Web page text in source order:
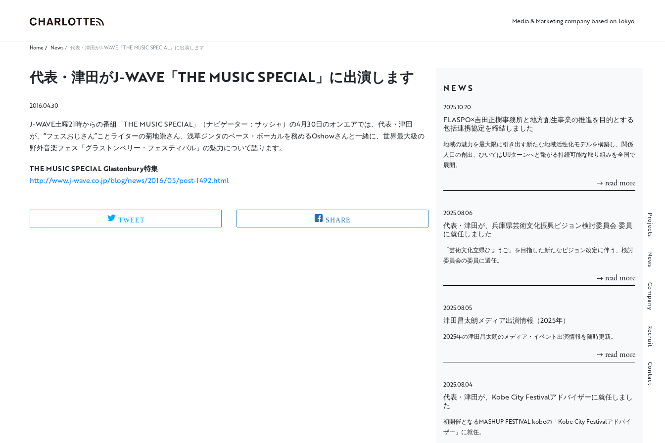
Media & Marketing company based on Tokyo.
Projects
News
Company
Recruit
Contact
Home News 代表・津田がJ-WAVE「THE MUSIC SPECIAL」に出演します
代表・津田がJ-WAVE「THE MUSIC SPECIAL」に出演します
2016.04.30
J-WAVE土曜21時からの番組「THE MUSIC SPECIAL」（ナビゲーター：サッシャ）の4月30日のオンエアでは、代表・津田
が、“フェスおじさん”ことライターの菊地崇さん、浅草ジンタのベース・ボーカルを務めるOshowさんと一緒に、世界最大級の
野外音楽フェス「グラストンベリー・フェスティバル」の魅力について語ります。
THE MUSIC SPECIAL Glastonbury特集
http://www.j-wave.co.jp/blog/news/2016/05/post-1492.html
TWEET SHARE
NEWS
2025.10.20
FLASPO×吉田正樹事務所と地方創生事業の推進を目的とする
包括連携協定を締結しました
地域の魅力を最大限に引き出す新たな地域活性化モデルを構築し、関係
人口の創出、ひいてはUIJターンへと繋がる持続可能な取り組みを全国で
展開。
read more
2025.08.06
代表・津田が、兵庫県芸術文化振興ビジョン検討委員会 委員
に就任しました
「芸術文化立県ひょうご」を目指した新たなビジョン改定に伴う、検討
委員会の委員に選任。
read more
2025.08.05
津田昌太朗メディア出演情報（2025年）
2025年の津田昌太朗のメディア・イベント出演情報を随時更新。
read more
2025.08.04
代表・津田が、Kobe City Festivalアドバイザーに就任しまし
た
初開催となるMASHUP FESTIVAL kobeの「Kobe City Festivalアドバイ
ザー」に就任。